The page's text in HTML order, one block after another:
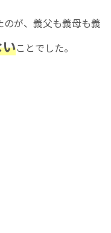
が、義父も義母も義
ことでした。